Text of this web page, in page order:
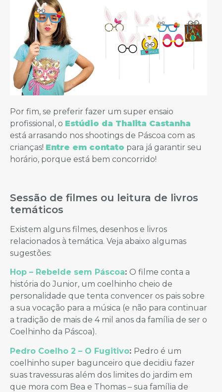
Por fim, se preferir fazer um super ensaio
profissional, o Estúdio da Thalita Castanha
está arrasando nos shootings de Páscoa com as
crianças! Entre em contato para já garantir seu
horário, porque está bem concorrido!
Sessão de filmes ou leitura de livros
temáticos
Existem alguns filmes, desenhos e livros
relacionados à temática. Veja abaixo algumas
sugestões:
Hop – Rebelde sem Páscoa: O filme conta a
história do Junior, um coelhinho cheio de
personalidade que tenta convencer os pais sobre
a sua vocação para a música (e não para continuar
a tradição de mais de 4 mil anos da família de ser o
Coelhinho da Páscoa).
Pedro Coelho 2 – O Fugitivo: Pedro é um
coelhinho super bagunceiro que decidiu fazer
suas travessuras além dos limites do jardim em
que mora com Bea e Thomas – sua família de